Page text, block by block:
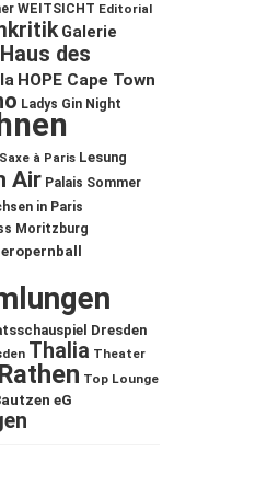
WEITSICHT Editorial
Galerie
Haus des
HOPE Cape Town
Ladys Gin Night
à Paris Lesung
Air Palais Sommer
in Paris
Moritzburg
Dresden
Thalia Theater
Top Lounge
eG